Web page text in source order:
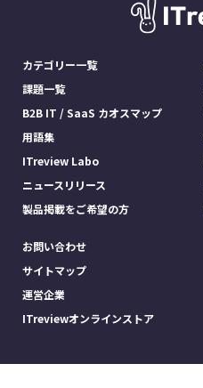
カテゴリー一覧
課題一覧
B2B IT / SaaS カオスマップ
用語集
ITreview Labo
ニュースリリース
製品掲載をご希望の方
お問い合わせ
サイトマップ
運営企業
ITreviewオンラインストア